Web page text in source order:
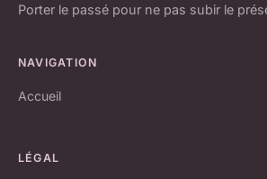
Porter le passé pour ne pas subir le
NAVIGATION
Accueil
LÉGAL